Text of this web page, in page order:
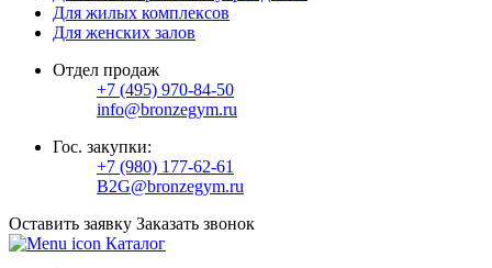
Для жилых комплексов
Для женских залов
Отдел продаж
+7 (495) 970-84-50
info@bronzegym.ru
Гос. закупки:
+7 (980) 177-62-61
B2G@bronzegym.ru
Оставить заявку Заказать звонок
Каталог